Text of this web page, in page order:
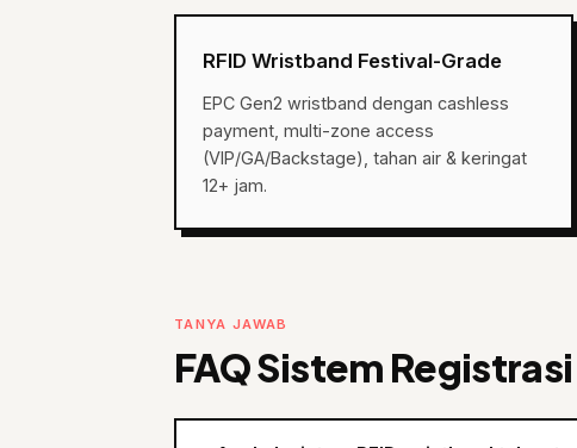
RFID Wristband Festival-Grade
EPC Gen2 wristband dengan cashless
payment, multi-zone access
(VIP/GA/Backstage), tahan air & keringat
12+ jam.
TANYA JAWAB
FAQ Sistem